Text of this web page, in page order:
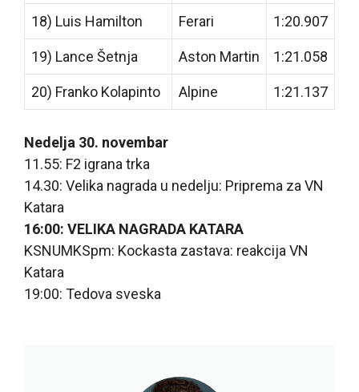
18) Luis Hamilton Ferari 1:20.907
19) Lance Šetnja Aston Martin 1:21.058
20) Franko Kolapinto Alpine 1:21.137
Nedelja 30. novembar
11.55: F2 igrana trka
14.30: Velika nagrada u nedelju: Priprema za VN
Katara
16:00: VELIKA NAGRADA KATARA
KSNUMKSpm: Kockasta zastava: reakcija VN
Katara
19:00: Tedova sveska